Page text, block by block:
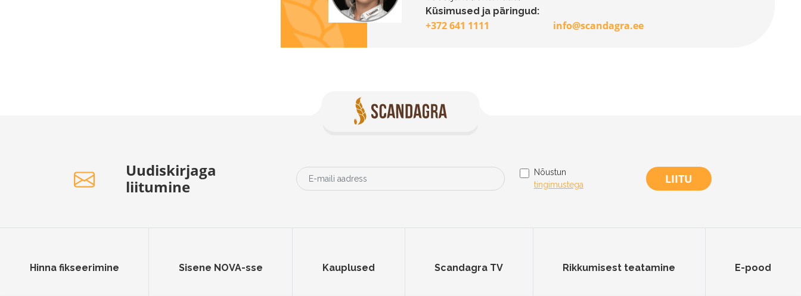
Küsimused ja päringud:
+372 641 1111 info@scandagra.ee
Uudiskirjaga
liitumine
Nõustun
tingimustega
LIITU
Hinna fikseerimine Sisene NOVA-sse Kauplused Scandagra TV Rikkumisest teatamine E-pood